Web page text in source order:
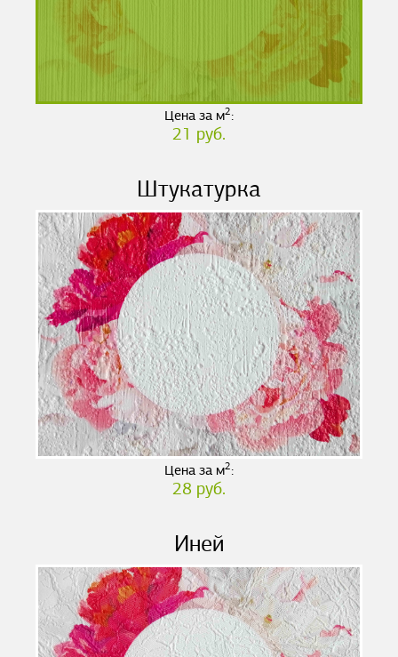
Цена за м2:
21 руб.
Штукатурка
Цена за м2:
28 руб.
Иней